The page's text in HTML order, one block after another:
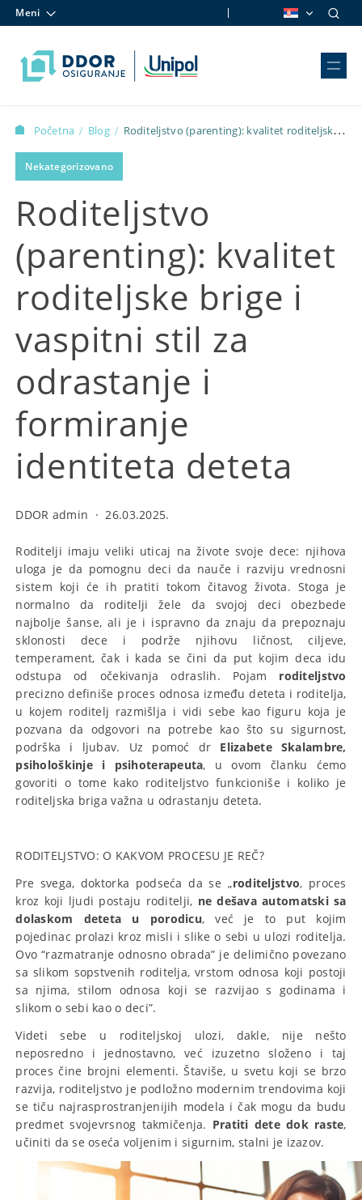
Meni
Početna / Blog / Roditeljstvo (parenting): kvalitet roditeljske
brige i vaspitni stil za odrastanje i formiranje identiteta deteta
Nekategorizovano
Roditeljstvo
(parenting): kvalitet
roditeljske brige i
vaspitni stil za
odrastanje i
formiranje
identiteta deteta
DDOR admin ·26.03.2025.
Roditelji imaju veliki uticaj na živote svoje dece: njihova
uloga je da pomognu deci da nauče i razviju vrednosni
sistem koji će ih pratiti tokom čitavog života. Stoga je
normalno da roditelji žele da svojoj deci obezbede
najbolje šanse, ali je i ispravno da znaju da prepoznaju
sklonosti dece i podrže njihovu ličnost, ciljeve,
temperament, čak i kada se čini da put kojim deca idu
odstupa od očekivanja odraslih. Pojam roditeljstvo
precizno definiše proces odnosa između deteta i roditelja,
u kojem roditelj razmišlja i vidi sebe kao figuru koja je
pozvana da odgovori na potrebe kao što su sigurnost,
podrška i ljubav. Uz pomoć dr Elizabete Skalambre,
psihološkinje i psihoterapeuta, u ovom članku ćemo
govoriti o tome kako roditeljstvo funkcioniše i koliko je
roditeljska briga važna u odrastanju deteta.
RODITELJSTVO: O KAKVOM PROCESU JE REČ?
Pre svega, doktorka podseća da se „roditeljstvo, proces
kroz koji ljudi postaju roditelji, ne dešava automatski sa
dolaskom deteta u porodicu, već je to put kojim
pojedinac prolazi kroz misli i slike o sebi u ulozi roditelja.
Ovo “razmatranje odnosno obrada” je delimično povezano
sa slikom sopstvenih roditelja, vrstom odnosa koji postoji
sa njima, stilom odnosa koji se razvijao s godinama i
slikom o sebi kao o deci”.
Videti sebe u roditeljskoj ulozi, dakle, nije nešto
neposredno i jednostavno, već izuzetno složeno i taj
proces čine brojni elementi. Štaviše, u svetu koji se brzo
razvija, roditeljstvo je podložno modernim trendovima koji
se tiču najrasprostranjenijih modela i čak mogu da budu
predmet svojevrsnog takmičenja. Pratiti dete dok raste,
učiniti da se oseća voljenim i sigurnim, stalni je izazov.